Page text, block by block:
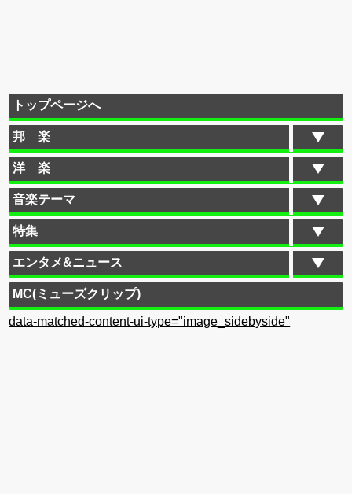
トップページへ
邦 楽
洋 楽
音楽テーマ
特集
エンタメ&ニュース
MC(ミューズクリップ)
data-matched-content-ui-type="image_sidebyside"